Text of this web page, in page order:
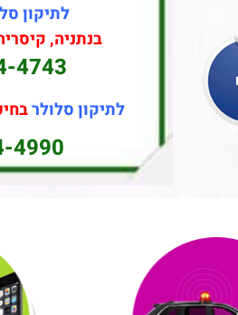
לתיקון
בנתניה,
4743
לתיקון סלולר
4990